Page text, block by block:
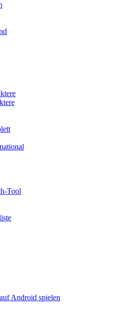
Tool
Android spielen